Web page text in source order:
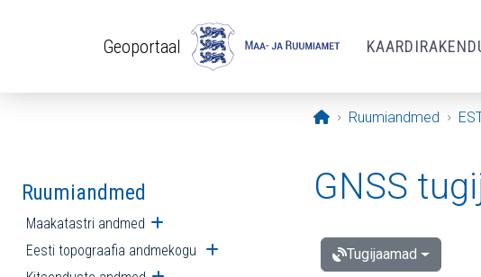
Geoportaal
Avaleht
Ruumiandmed
Ruumiandmed
Maakatastri andmed Ava alammenüü
Eesti topograafia andmekogu Ava alammenüü
GNSS
Tugijaamad